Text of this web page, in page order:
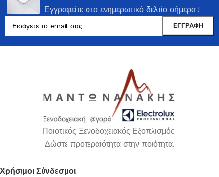
Εγγραφείτε στο ενημερωτικό δελτίο σήμερα !
Ποιοτικός Ξενοδοχειακός Εξοπλισμός
Δώστε προτεραιότητα στην ποιότητα.
Χρήσιμοι Σύνδεσμοι